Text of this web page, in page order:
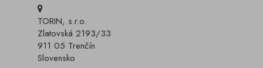
TORIN, s.r.o.
Zlatovská 2193/33
911 05 Trenčín
Slovensko